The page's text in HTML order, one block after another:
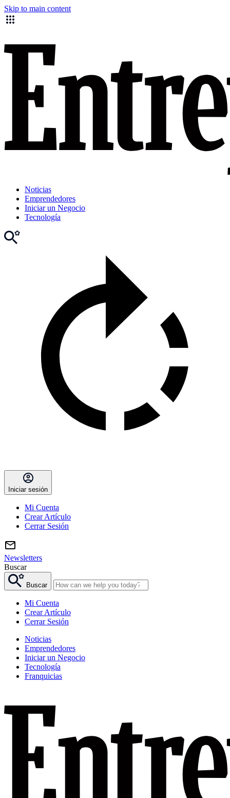
Skip to main content
Noticias
Emprendedores
Iniciar un Negocio
Tecnología
Iniciar sesión
Mi Cuenta
Crear Artículo
Cerrar Sesión
Newsletters
Buscar
Buscar
Mi Cuenta
Crear Artículo
Cerrar Sesión
Noticias
Emprendedores
Iniciar un Negocio
Tecnología
Franquicias